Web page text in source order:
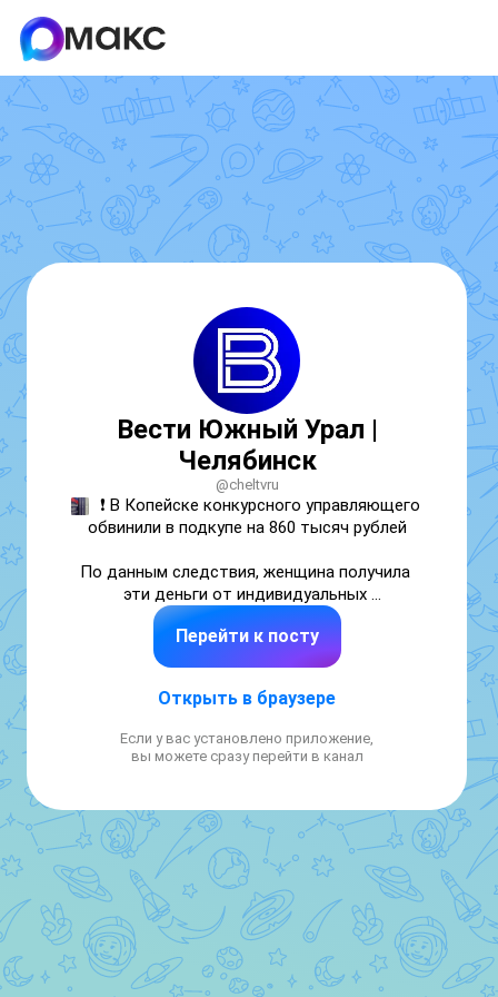
Вести Южный Урал |
Челябинск
@cheltvru
❗ В Копейске конкурсного управляющего
обвинили в подкупе на 860 тысяч рублей
По данным следствия, женщина получила
эти деньги от индивидуальных
предпринимателей, а взамен обеспечила им
привилегированное положение при
приобретении имущества организации-
напрямую, без проведения торгов.
животноводства.
Увельском районе, наружные сети
водопровода и освещения, ограждение
фермы, электрораспределительные шкафы,
наковальню, весы на 30 тонн,
сенохранилище, трактор и другие
производственные объекты", — сообщили в
ГУ МВД России по Челябинской области.
Перейти к посту
Открыть в браузере
Если у вас установлено приложение,
вы можете сразу перейти в канал